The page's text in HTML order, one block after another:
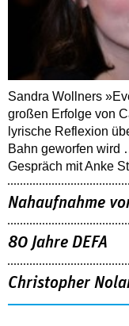
Sandra Wollners
großen Erfolge von
lyrische Reflexion
Bahn geworfen wird
Gespräch mit Anke
Nahaufnahme
80 Jahre DEFA
Christopher